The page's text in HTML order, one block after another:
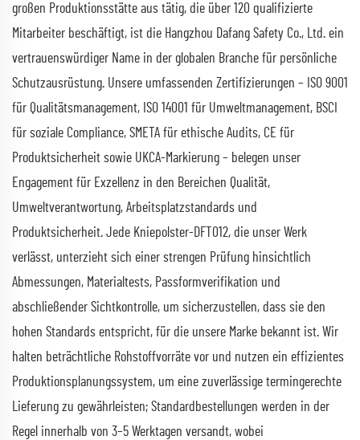
großen Produktionsstätte aus tätig, die über 120 qualifizierte
Mitarbeiter beschäftigt, ist die Hangzhou Dafang Safety Co., Ltd. ein
vertrauenswürdiger Name in der globalen Branche für persönliche
Schutzausrüstung. Unsere umfassenden Zertifizierungen – ISO 9001
für Qualitätsmanagement, ISO 14001 für Umweltmanagement, BSCI
für soziale Compliance, SMETA für ethische Audits, CE für
Produktsicherheit sowie UKCA-Markierung – belegen unser
Engagement für Exzellenz in den Bereichen Qualität,
Umweltverantwortung, Arbeitsplatzstandards und
Produktsicherheit. Jede Kniepolster-DFT012, die unser Werk
verlässt, unterzieht sich einer strengen Prüfung hinsichtlich
Abmessungen, Materialtests, Passformverifikation und
abschließender Sichtkontrolle, um sicherzustellen, dass sie den
hohen Standards entspricht, für die unsere Marke bekannt ist. Wir
halten beträchtliche Rohstoffvorräte vor und nutzen ein effizientes
Produktionsplanungssystem, um eine zuverlässige termingerechte
Lieferung zu gewährleisten; Standardbestellungen werden in der
Regel innerhalb von 3–5 Werktagen versandt, wobei